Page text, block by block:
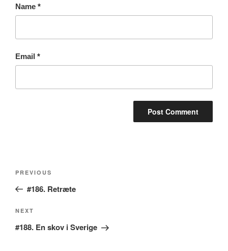
Name *
Email *
Previous
Post
PREVIOUS
#186. Retræte
Next
Post
NEXT
#188. En skov i Sverige